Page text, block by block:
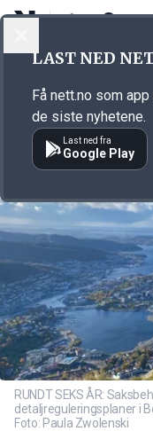
Annonsørinnhold
RUNDT SEKS ÅR:
detaljreguleringsplaner i
Foto: Paula Zwolenski
LAST NED
Få nett.no som
de siste nyhetene.
Last ned fra
Google Play